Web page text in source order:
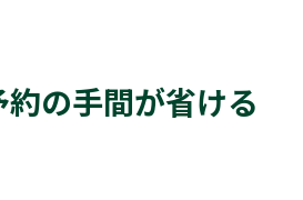
の手間が省ける